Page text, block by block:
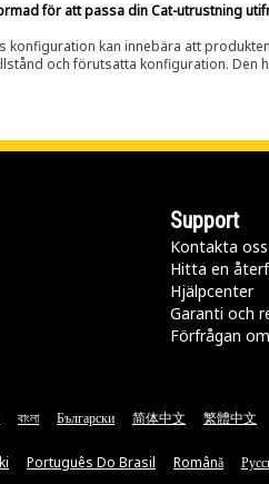
för att passa din Cat-utrustning
konfiguration kan innebära att
och förutsatta konfiguration.
Support
Kontakta oss
Hitta en
Hjälpcenter
Garanti och
Förfrågan
বাংলা Български 简体中文 繁體中文
Português Do Brasil Română